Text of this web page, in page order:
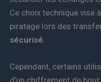
Ce choix technique vise
piratage lors des
sécurisé
Cependant, certains